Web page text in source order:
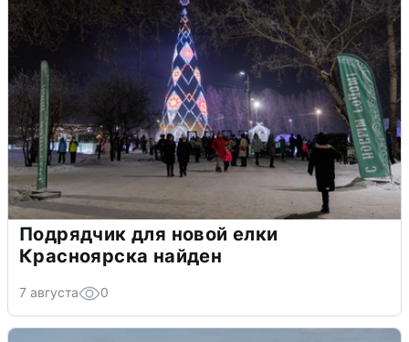
Подрядчик для новой елки
Красноярска найден
7 августа 0